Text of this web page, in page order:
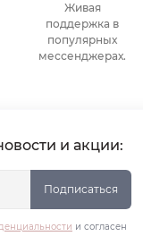
Живая
поддержка в
популярных
мессенджерах.
и акции:
Подписаться
и согласен